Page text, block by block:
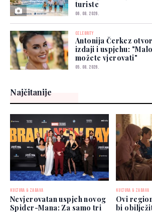
turiste
06. 08. 2026.
CELEBRITY
Antonija Čerkez
izdaji i uspjehu:
možete vjerovati"
05. 08. 2026.
Najčitanije
KULTURA & ZABAVA
Nevjerovatan uspjeh novog
Spider-Mana: Za samo tri
KULTURA & ZABAVA
Ovi
bi